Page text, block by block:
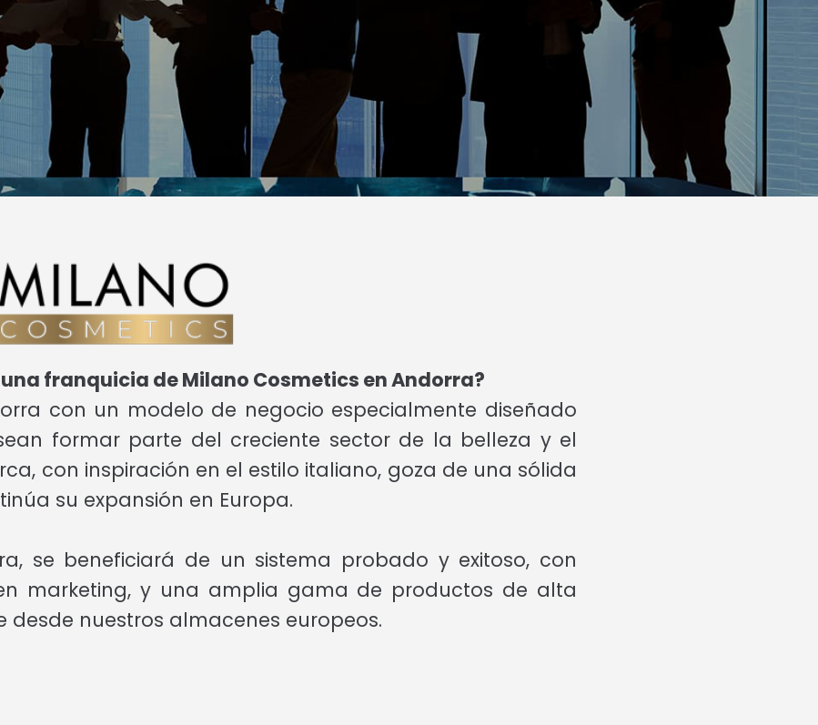
franquicia de Milano Cosmetics en Andorra?
con un modelo de negocio especialmente diseñado
formar parte del creciente sector de la belleza y el
con inspiración en el estilo italiano, goza de una sólida
su expansión en Europa.
se beneficiará de un sistema probado y exitoso, con
marketing, y una amplia gama de productos de alta
nuestros almacenes europeos.